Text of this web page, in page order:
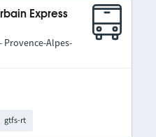
Express
Provence-Alpes-
gtfs-rt